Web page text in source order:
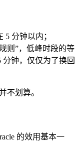
5 分钟以内；
则”，低峰时段的等
分钟，仅仅为了换回
不划算。
的效用基本一